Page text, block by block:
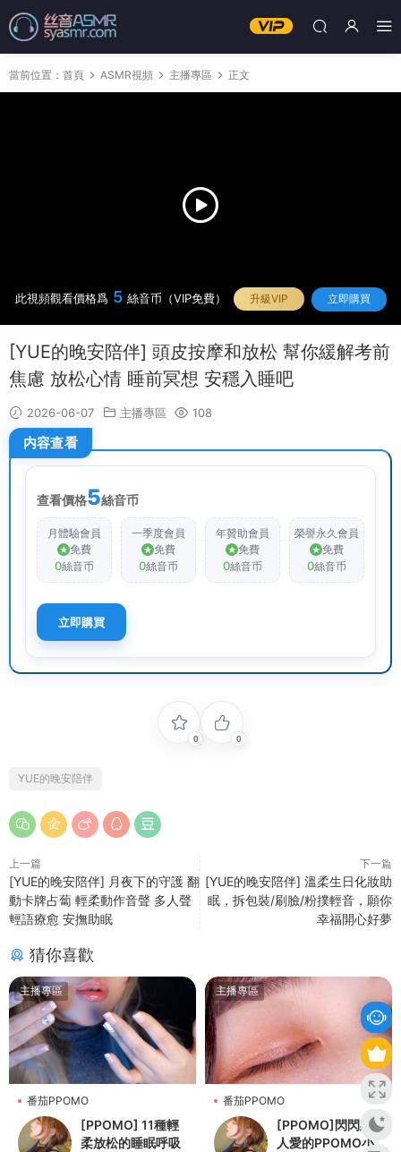
當前位置： 首頁 ASMR視頻 主播專區 正文
此視頻觀看價格爲 5 絲音币（VIP免費） 升級VIP 立即購買
[YUE的晚安陪伴] 頭皮按摩和放松 幫你緩解考前
焦慮 放松心情 睡前冥想 安穩入睡吧
2026-06-07 主播專區 108
内容查看
查看價格5絲音币
月體驗會員
免費
0絲音币
一季度會員
免費
0絲音币
年贊助會員
免費
0絲音币
榮譽永久會員
免費
0絲音币
立即購買
0 0
YUE的晚安陪伴
上一篇
[YUE的晚安陪伴] 月夜下的守護 翻
動卡牌占蔔 輕柔動作音聲 多人聲
輕語療愈 安撫助眠
下一篇
[YUE的晚安陪伴] 溫柔生日化妝助
眠，拆包裝/刷臉/粉撲輕音，願你
幸福開心好夢
猜你喜歡
主播專區
番茄PPOMO
[PPOMO] 11種輕
柔放松的睡眠呼吸
主播專區
番茄PPOMO
[PPOMO]閃閃惹
人愛的PPOMO小